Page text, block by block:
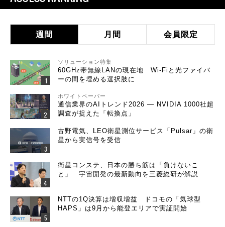
週間 月間 会員限定
ソリューション特集
60GHz帯無線LANの現在地 Wi-Fiと光ファイバ
ーの間を埋める選択肢に
ホワイトペーパー
通信業界のAIトレンド2026 ― NVIDIA 1000社超
調査が捉えた「転換点」
古野電気、LEO衛星測位サービス「Pulsar」の衛
星から実信号を受信
衛星コンステ、日本の勝ち筋は「負けないこ
と」 宇宙開発の最新動向を三菱総研が解説
NTTの1Q決算は増収増益 ドコモの「気球型
HAPS」は9月から能登エリアで実証開始